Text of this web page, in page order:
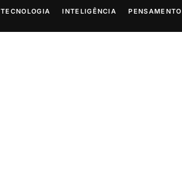
TECNOLOGIA INTELIGÊNCIA PENSAMENTO